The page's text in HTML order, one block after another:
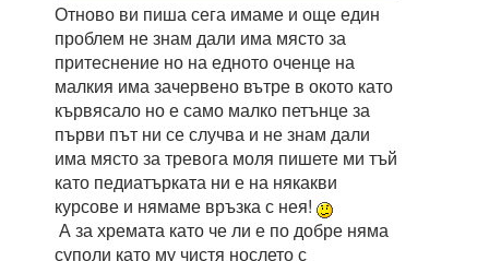
Отново ви пиша сега имаме и още един
проблем не знам дали има място за
притеснение но на едното оченце на
малкия има зачервено вътре в окото като
кървясало но е само малко петънце за
първи път ни се случва и не знам дали
има място за тревога моля пишете ми тъй
като педиатърката ни е на някакви
курсове и нямаме връзка с нея!
А за хремата като че ли е по добре няма
суполи като му чистя нослето с